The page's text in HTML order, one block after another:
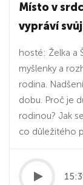
Místo v
vypráví
hosté: Želka a
myšlenky a
rodina.
dobu. Proč je
rodinou? Jak
co důležitého